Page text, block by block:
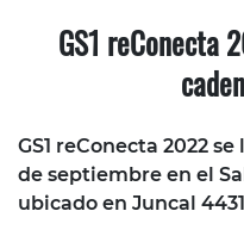
GS1 reConecta
GS1 reConecta 2022
de septiembre en el
ubicado en Juncal